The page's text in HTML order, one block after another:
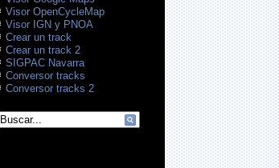
Visor OpenCycleMap
Visor IGN y PNOA
Crear un track
Crear un track 2
SIGPAC Navarra
Conversor tracks
Conversor tracks 2